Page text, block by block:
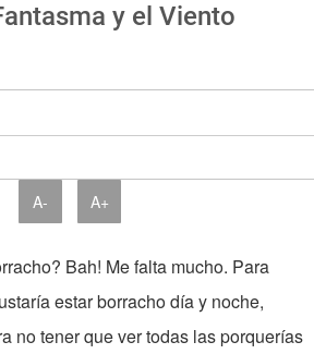
y el Viento
A- A+
Bah! Me falta mucho. Para
estar borracho día y noche,
no tener que ver todas las porquerías